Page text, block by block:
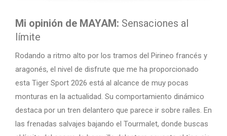
Mi opinión de MAYAM: Sensaciones al
límite
Rodando a ritmo alto por los tramos del Pirineo francés y
aragonés, el nivel de disfrute que me ha proporcionado
esta Tiger Sport 2026 está al alcance de muy pocas
monturas en la actualidad. Su comportamiento dinámico
destaca por un tren delantero que parece ir sobre raíles. En
las frenadas salvajes bajando el Tourmalet, donde buscas